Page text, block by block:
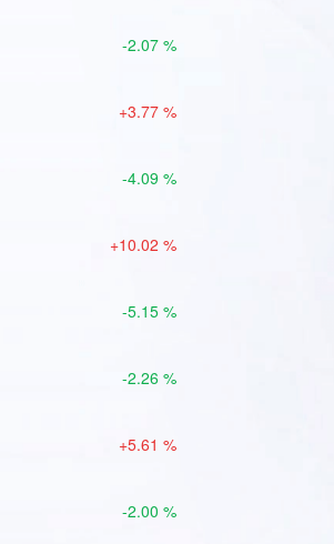
-2.07 %
+3.77 %
-4.09 %
+10.02 %
-5.15 %
-2.26 %
+5.61 %
-2.00 %